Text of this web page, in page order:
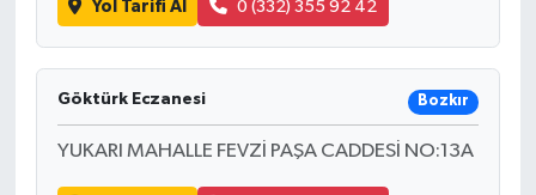
Yol Tarifi Al 0 (332) 355 92 42
Göktürk Eczanesi Bozkır
YUKARI MAHALLE FEVZİ PAŞA CADDESİ NO:13A